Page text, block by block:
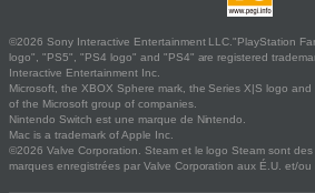
©2026 Sony Interactive Entertainment LLC."PlayStation
logo", "PS5", "PS4 logo" and "PS4" are registered
Interactive Entertainment Inc.
Microsoft, the XBOX Sphere mark, the Series X|S logo
of the Microsoft group of companies.
Nintendo Switch est une marque de Nintendo.
Mac is a trademark of Apple Inc.
©2026 Valve Corporation. Steam et le logo Steam sont
marques enregistrées par Valve Corporation aux É.U. et/ou